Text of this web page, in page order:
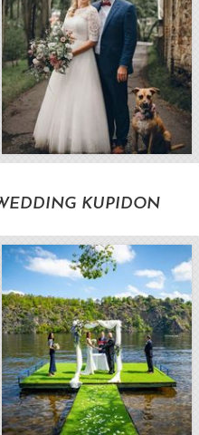
11900 Kč s
KUPIDON
Volat pro zjištění